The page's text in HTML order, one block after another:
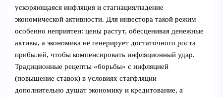
ускоряющаяся инфляция и стагнация/падение
экономической активности. Для инвестора такой режим
особенно неприятен: цены растут, обесценивая денежные
активы, а экономика не генерирует достаточного роста
прибылей, чтобы компенсировать инфляционный удар.
Традиционные рецепты «борьбы» с инфляцией
(повышение ставок) в условиях стагфляции
дополнительно душат экономику и кредитование, а